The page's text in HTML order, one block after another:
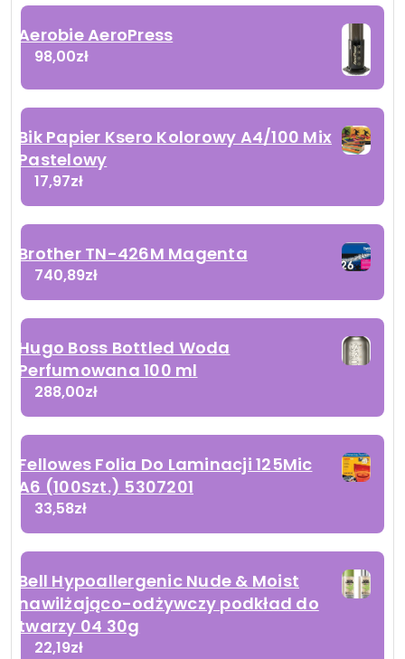
Aerobie AeroPress
98,00zł
Bik Papier Ksero Kolorowy A4/100 Mix
Pastelowy
17,97zł
Brother TN-426M Magenta
740,89zł
Hugo Boss Bottled Woda
Perfumowana 100 ml
288,00zł
Fellowes Folia Do Laminacji 125Mic
A6 (100Szt.) 5307201
33,58zł
Bell Hypoallergenic Nude & Moist
nawilżająco-odżywczy podkład do
twarzy 04 30g
22,19zł